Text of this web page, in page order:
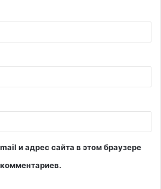
и адрес сайта в этом браузере